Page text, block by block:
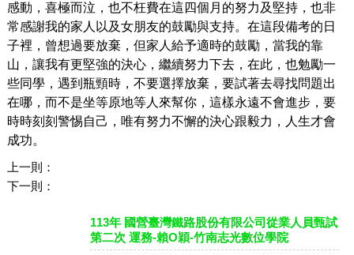
感動，喜極而泣，也不枉費在這四個月的努力及堅持，也非
常感謝我的家人以及女朋友的鼓勵與支持。在這段備考的日
子裡 ， 曾想過要放棄， 但家人給予適時的鼓勵，當我的靠
山， 讓我有更堅強的決心， 繼續努力下去，在此，也勉勵一
些同學，遇到瓶頸時，不要選擇放棄，要試著去尋找問題出
在哪，而不是坐等原地等人來幫你，這樣永遠不會進步，要
時時刻刻警惕自己，唯有努力不懈的決心跟毅力，人生才會
成功。
上一則：
下一則：
113年 國營臺灣鐵路股份有限公司從業人員甄試
第二次 運務-賴O穎-竹南志光數位學院